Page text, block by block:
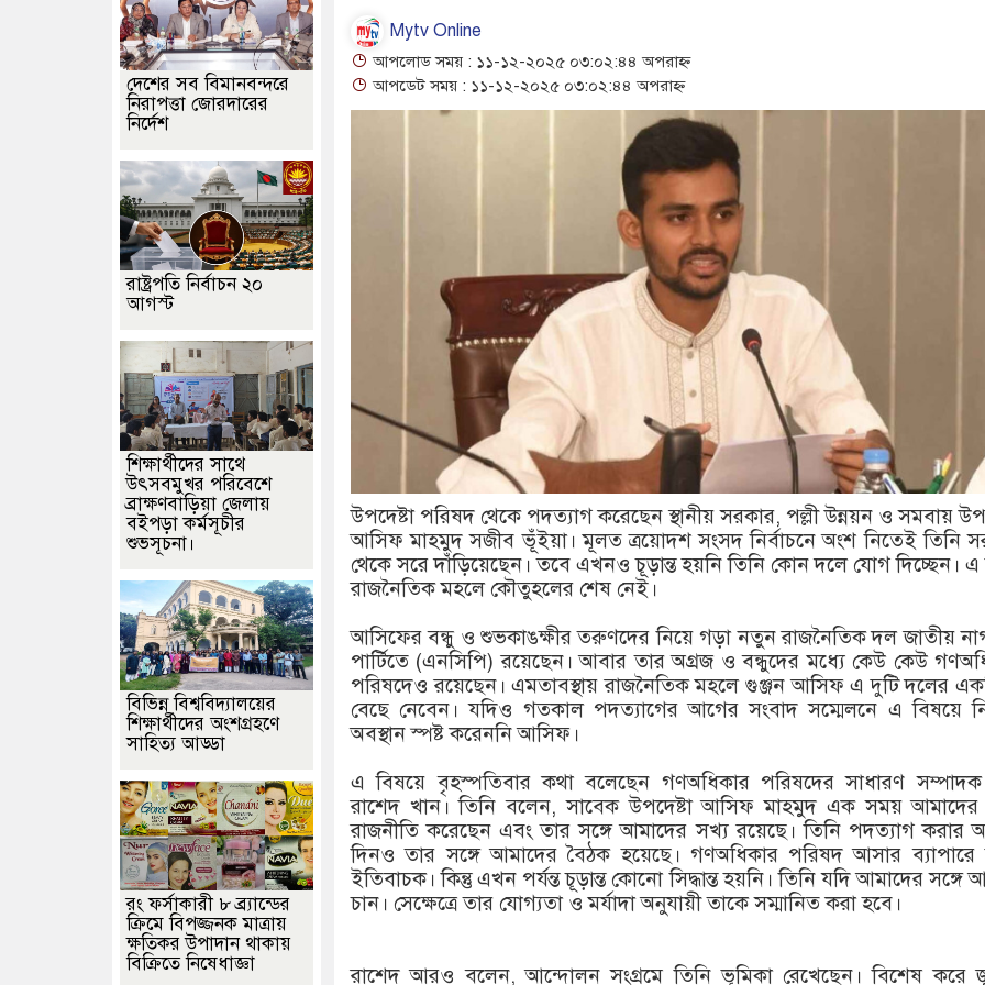
Mytv Online
আপলোড সময় : ১১-১২-২০২৫ ০৩:০২:৪৪ অপরাহ্ন
আপডেট সময় : ১১-১২-২০২৫ ০৩:০২:৪৪ অপরাহ্ন
উপদেষ্টা পরিষদ থেকে পদত্যাগ করেছেন স্থানীয় সরকার, পল্লী উন্নয়ন ও সমবায়
আসিফ মাহমুদ সজীব ভূঁইয়া। মূলত ত্রয়োদশ সংসদ নির্বাচনে অংশ নিতেই তিনি
থেকে সরে দাঁড়িয়েছেন। তবে এখনও চূড়ান্ত হয়নি তিনি কোন দলে যোগ দিচ্ছেন। এ
রাজনৈতিক মহলে কৌতুহলের শেষ নেই।
আসিফের বন্ধু ও শুভকাঙক্ষীর তরুণদের নিয়ে গড়া নতুন রাজনৈতিক দল জাতীয়
পার্টিতে (এনসিপি) রয়েছেন। আবার তার অগ্রজ ও বন্ধুদের মধ্যে কেউ কেউ
পরিষদেও রয়েছেন। এমতাবস্থায় রাজনৈতিক মহলে গুঞ্জন আসিফ এ দুটি দলের
বেছে নেবেন। যদিও গতকাল পদত্যাগের আগের সংবাদ সম্মেলনে এ বিষয়ে
অবস্থান স্পষ্ট করেননি আসিফ।
এ বিষয়ে বৃহস্পতিবার কথা বলেছেন গণঅধিকার পরিষদের সাধারণ
রাশেদ খান। তিনি বলেন, সাবেক উপদেষ্টা আসিফ মাহমুদ এক সময় আমাদের
রাজনীতি করেছেন এবং তার সঙ্গে আমাদের সখ্য রয়েছে। তিনি পদত্যাগ করার
দিনও তার সঙ্গে আমাদের বৈঠক হয়েছে। গণঅধিকার পরিষদ আসার ব্যাপারে
ইতিবাচক। কিন্তু এখন পর্যন্ত চূড়ান্ত কোনো সিদ্ধান্ত হয়নি। তিনি যদি আমাদের সঙ্গে
চান। সেক্ষেত্রে তার যোগ্যতা ও মর্যাদা অনুযায়ী তাকে সম্মানিত করা হবে।
রাশেদ আরও বলেন, আন্দোলন সংগ্রমে তিনি ভূমিকা রেখেছেন। বিশেষ করে
দেশের সব বিমানবন্দরে
নিরাপত্তা জোরদারের
নির্দেশ
রাষ্ট্রপতি নির্বাচন ২০
আগস্ট
শিক্ষার্থীদের সাথে
উৎসবমুখর পরিবেশে
ব্রাক্ষণবাড়িয়া জেলায়
বইপড়া কর্মসূচীর
শুভসূচনা।
বিভিন্ন বিশ্ববিদ্যালয়ের
শিক্ষার্থীদের অংশগ্রহণে
সাহিত্য আড্ডা
রং ফর্সাকারী ৮ ব্র্যান্ডের
ক্রিমে বিপজ্জনক মাত্রায়
ক্ষতিকর উপাদান থাকায়
বিক্রিতে নিষেধাজ্ঞা